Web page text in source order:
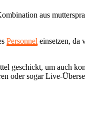
aus
Personnel einsetzen, da
geschickt, um auch
oder sogar Live-